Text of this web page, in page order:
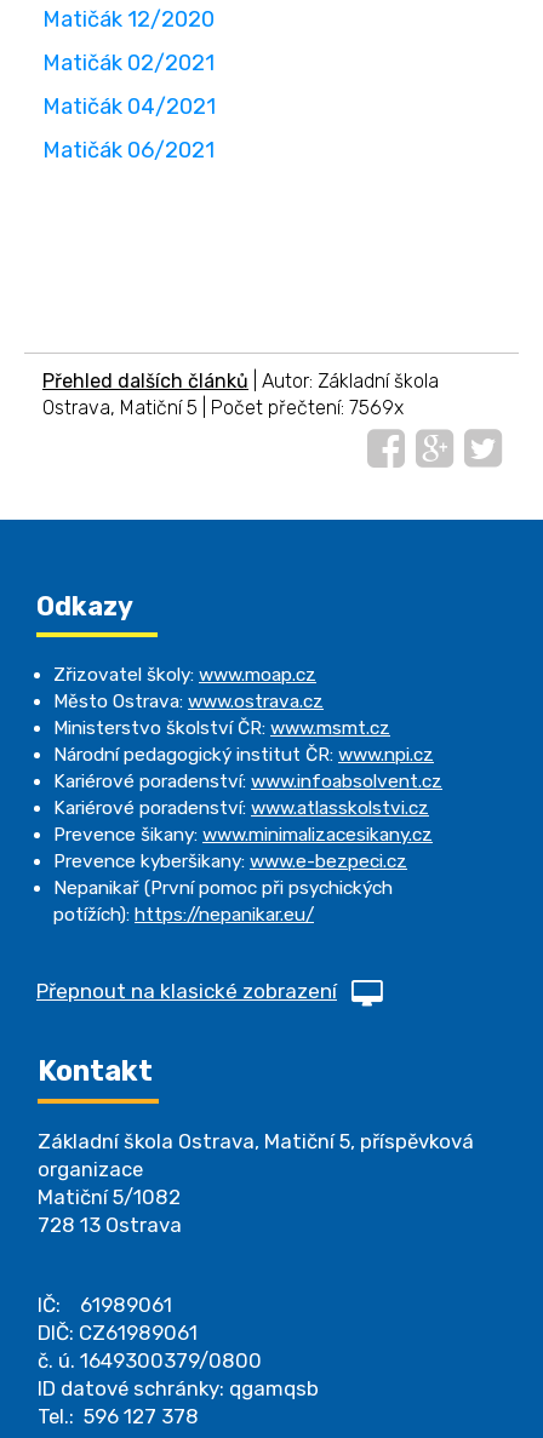
Matičák 12/2020
Matičák 02/2021
Matičák 04/2021
Matičák 06/2021
Přehled dalších článků | Autor: Základní škola
Ostrava, Matiční 5 | Počet přečtení: 7569x
Odkazy
Zřizovatel školy: www.moap.cz
Město Ostrava: www.ostrava.cz
Ministerstvo školství ČR: www.msmt.cz
Národní pedagogický institut ČR: www.npi.cz
Kariérové poradenství: www.infoabsolvent.cz
Kariérové poradenství: www.atlasskolstvi.cz
Prevence šikany: www.minimalizacesikany.cz
Prevence kyberšikany: www.e-bezpeci.cz
Nepanikař (První pomoc při psychických
potížích): https://nepanikar.eu/
Přepnout na klasické zobrazení
Kontakt
Základní škola Ostrava, Matiční 5, příspěvková
organizace
Matiční 5/1082
728 13 Ostrava
IČ: 61989061
DIČ: CZ61989061
č. ú. 1649300379/0800
ID datové schránky: qgamqsb
Tel.: 596 127 378